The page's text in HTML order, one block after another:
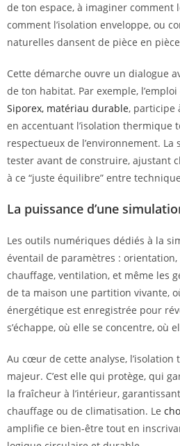
de ton espace, à imaginer comment
comment l’isolation enveloppe, ou
naturelles dansent de pièce en
Cette démarche ouvre un dialogue
de ton habitat. Par exemple,
Siporex, matériau durable, participe
en accentuant l’isolation thermique
respectueux de l’environnement.
tester avant de construire, ajustant
à ce “juste équilibre” entre
La puissance d’une
Les outils numériques dédiés à la
éventail de paramètres : orientation,
chauffage, ventilation, et même les
de ta maison une partition vivante,
énergétique est enregistrée pour
s’échappe, où elle se concentre, où
Au cœur de cette analyse,
majeur. C’est elle qui protège, qui
la fraîcheur à l’intérieur,
chauffage ou de climatisation. Le
amplifie ce bien-être tout en